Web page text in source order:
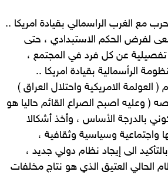
مع الغرب الراسمالي بقيادة امريكا ..
لفرض الحكم الاستبدادي ، حتى
عن كل فرد في المجتمع ،
الرأسمالية بقيادة امريكا ..
العولمة الامريكية واحتلال العراق )
(٢٣٧) ما نصه ( وعليه اصبح الصراع القائم حاليا هو
بالدرجة الأساس ، وأخذ أشكالا
واجتماعية وسياسية وثقافية ،
الى إيجاد نظام دولي جديد ،
الحالي العتيق الذي هو نتاج مخلفات